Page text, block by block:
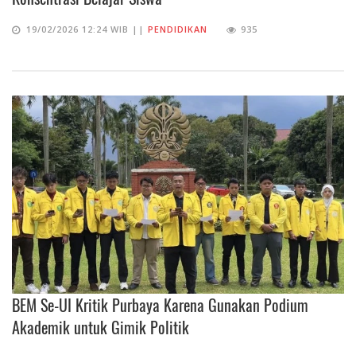
19/02/2026 12:24 WIB || PENDIDIKAN 935
BEM Se-UI Kritik Purbaya Karena Gunakan Podium
Akademik untuk Gimik Politik